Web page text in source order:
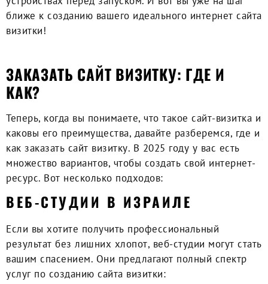
ближе к созданию вашего идеального интернет сайта
визитки!
ЗАКАЗАТЬ САЙТ ВИЗИТКУ: ГДЕ И
КАК?
Теперь, когда вы понимаете, что такое сайт-визитка и
каковы его преимущества, давайте разберемся, где и
как заказать сайт визитку. В 2025 году у вас есть
множество вариантов, чтобы создать свой интернет-
ресурс. Вот несколько подходов:
ВЕБ-СТУДИИ В ИЗРАИЛЕ
Если вы хотите получить профессиональный
результат без лишних хлопот, веб-студии могут стать
вашим спасением. Они предлагают полный спектр
услуг по созданию сайта визитки: